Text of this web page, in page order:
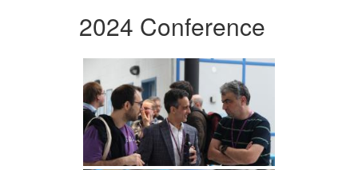
2024 Conference